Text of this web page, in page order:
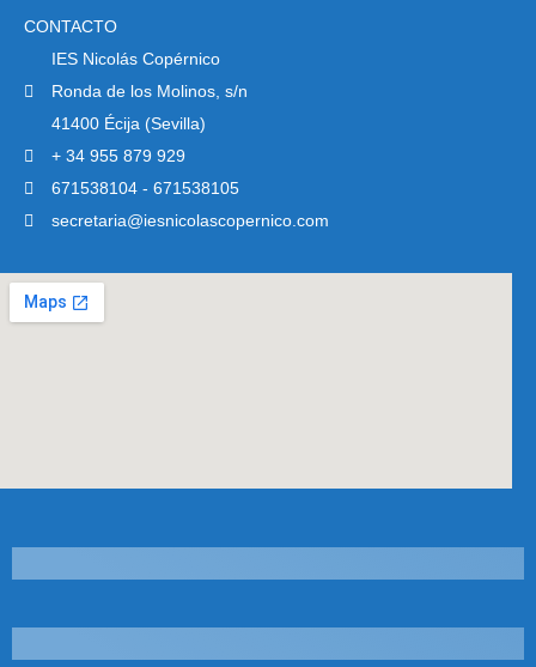
CONTACTO
IES Nicolás Copérnico
Ronda de los Molinos, s/n
41400 Écija (Sevilla)
+ 34 955 879 929
671538104 - 671538105
secretaria@iesnicolascopernico.com